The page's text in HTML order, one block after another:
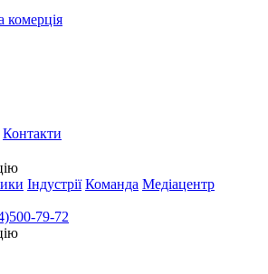
комерція
Контакти
Індустрії Команда Медіацентр
79-72